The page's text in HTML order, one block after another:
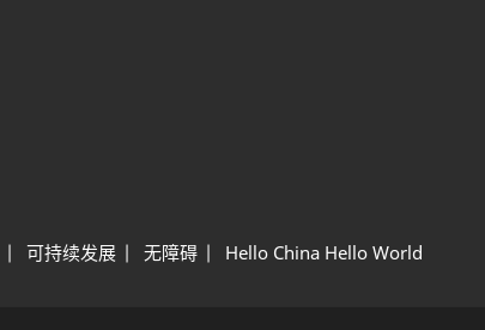
可持续发展 无障碍 Hello China Hello World